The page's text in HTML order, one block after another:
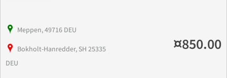
Meppen, 49716 DEU
Bokholt-Hanredder, SH 25335
DEU
¤850.00